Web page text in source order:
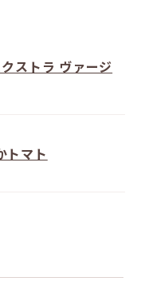
ストラ ヴァージ
トマト